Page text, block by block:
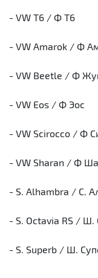
- VW T6 / Ф Т6
- VW Amarok / Ф
- VW Beetle / Ф
- VW Eos / Ф Эос
- VW Scirocco / Ф
- VW Sharan / Ф
- S. Alhambra / С.
- S. Octavia RS / Ш.
- S. Superb / Ш.